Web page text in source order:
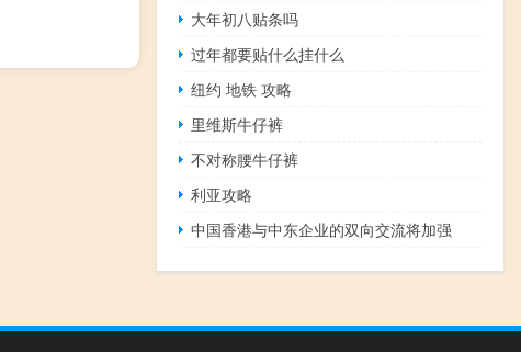
大年初八贴条吗
过年都要贴什么挂什么
纽约 地铁 攻略
里维斯牛仔裤
不对称腰牛仔裤
利亚攻略
中国香港与中东企业的双向交流将加强